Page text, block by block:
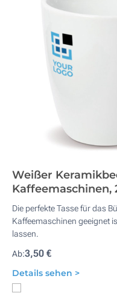
Weißer
Kaffeemaschinen,
Die perfekte Tasse für das
Kaffeemaschinen geeignet
lassen.
Ab:3,50 €
Details sehen >